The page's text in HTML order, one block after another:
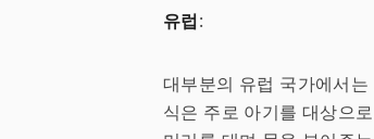
유럽:
대부분의 유럽 국가에서는
식은 주로 아기를 대상으